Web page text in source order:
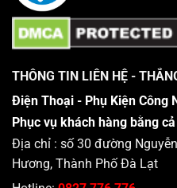
THÔNG TIN LIÊN HỆ -
Điện Thoại - Phụ Kiện Công
Phục vụ khách hàng bằng
Địa chỉ : số 30 đường
Hương, Thành Phố Đà Lạt